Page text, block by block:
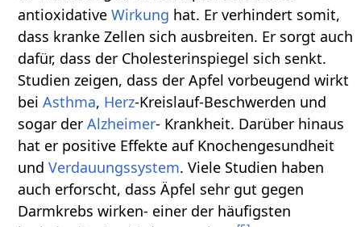
antioxidativeWirkung hat. Er verhindert somit,
dass kranke Zellen sich ausbreiten. Er sorgt auch
dafür, dass der Cholesterinspiegel sich senkt.
Studien zeigen, dass der Apfel vorbeugend wirkt
beiAsthma, Herz-Kreislauf-Beschwerden und
sogar derAlzheimer- Krankheit. Darüber hinaus
hat er positive Effekte auf Knochengesundheit
undVerdauungssystem. Viele Studien haben
auch erforscht, dass Äpfel sehr gut gegen
Darmkrebs wirken- einer der häufigsten